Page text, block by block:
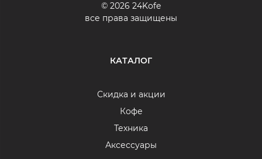
© 2026 24Kofe
все права защищены
КАТАЛОГ
Скидка и акции
Кофе
Техника
Аксессуары